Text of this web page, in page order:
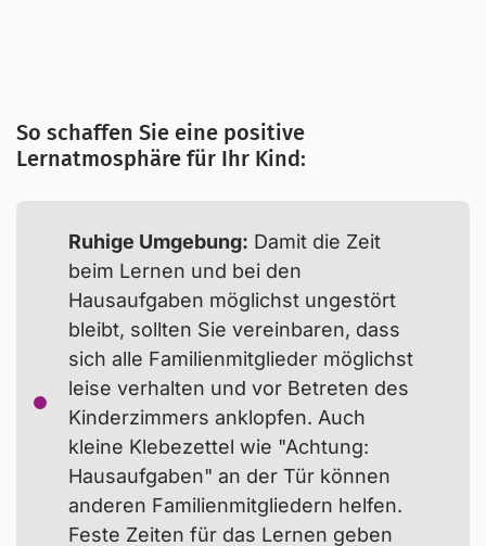
Die wichtigste Voraussetzung, um zuhause
erfolgreich zu lernen oder Hausaufgaben zu
erledigen, ist eine ruhige und zugleich
anregende Lernatmosphäre. Um Aufgaben
konzentriert bearbeiten zu können, brauchen
Jugendliche einen
Rückzugsort , an welchem sie
möglichst ungestört sind. Dafür bietet es sich
an, einen
Arbeitsplatz für Ihr Kind einzurichten
Oft findet sich dafür eine passende Ecke im
So schaffen Sie eine positive
Lernatmosphäre für Ihr Kind:
Ruhige Umgebung: Damit die Zeit
beim Lernen und bei den
Hausaufgaben möglichst ungestört
bleibt, sollten Sie vereinbaren, dass
sich alle Familienmitglieder möglichst
leise verhalten und vor Betreten des
Kinderzimmers anklopfen. Auch
kleine Klebezettel wie "Achtung:
Hausaufgaben" an der Tür können
anderen Familienmitgliedern helfen.
Feste Zeiten für das Lernen geben